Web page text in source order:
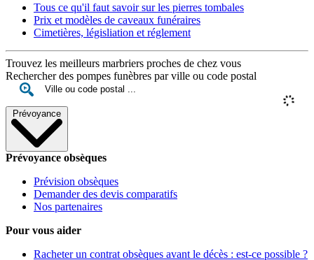
Tous ce qu'il faut savoir sur les pierres tombales
Prix et modèles de caveaux funéraires
Cimetières, législiation et réglement
Trouvez les meilleurs marbriers proches de chez vous
Rechercher des pompes funèbres par ville ou code postal
Prévoyance
Prévoyance obsèques
Prévision obsèques
Demander des devis comparatifs
Nos partenaires
Pour vous aider
Racheter un contrat obsèques avant le décès : est-ce possible ?